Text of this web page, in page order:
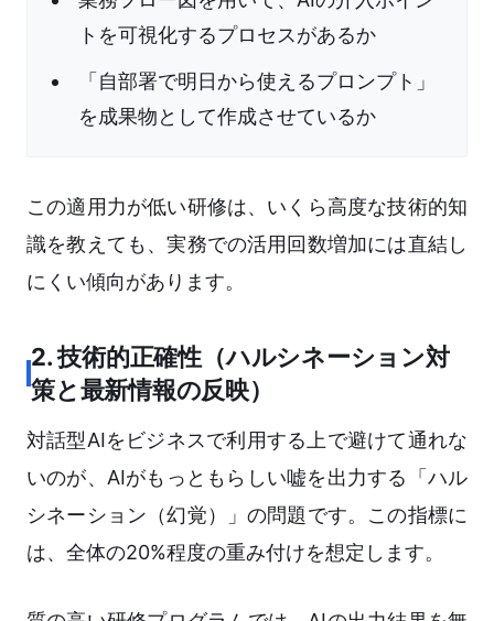
トを可視化するプロセスがあるか
「自部署で明日から使えるプロンプト」
を成果物として作成させているか
この適用力が低い研修は、いくら高度な技術的知
識を教えても、実務での活用回数増加には直結し
にくい傾向があります。
2. 技術的正確性（ハルシネーション対
策と最新情報の反映）
対話型AIをビジネスで利用する上で避けて通れな
いのが、AIがもっともらしい嘘を出力する「ハル
シネーション（幻覚）」の問題です。この指標に
は、全体の20%程度の重み付けを想定します。